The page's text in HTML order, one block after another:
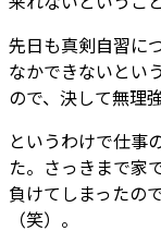
先日も真剣自習に
なかできないとい
ので、決して無理
というわけで仕事
た。さっきまで家
負けてしまったの
（笑）。